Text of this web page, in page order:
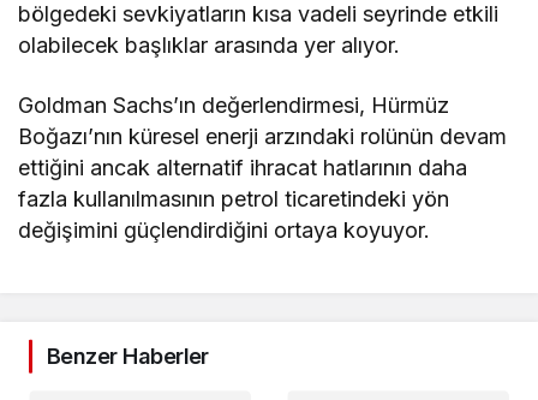
bölgedeki sevkiyatların kısa vadeli seyrinde etkili
olabilecek başlıklar arasında yer alıyor.
Goldman Sachs’ın değerlendirmesi, Hürmüz
Boğazı’nın küresel enerji arzındaki rolünün devam
ettiğini ancak alternatif ihracat hatlarının daha
fazla kullanılmasının petrol ticaretindeki yön
değişimini güçlendirdiğini ortaya koyuyor.
Benzer Haberler